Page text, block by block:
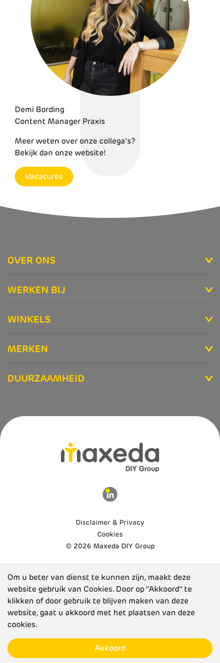
Vacatures
Demi Bording
Content Manager Praxis
Meer weten over onze collega's?
Bekijk dan onze website!
Vacatures
OVER ONS
WERKEN BIJ
WINKELS
MERKEN
DUURZAAMHEID
Disclaimer & Privacy
Cookies
© 2026 Maxeda DIY Group
Om u beter van dienst te kunnen zijn, maakt deze
website gebruik van Cookies. Door op "Akkoord" te
klikken of door gebruik te blijven maken van deze
website, gaat u akkoord met het plaatsen van deze
cookies.
Akkoord